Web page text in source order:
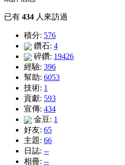
已有 434 人來訪過
積分: 576
鑽石: 4
碎鑽: 19426
經驗: 396
幫助: 6053
技術: 1
貢獻: 593
宣傳: 434
金豆: 1
好友: 65
主題: 66
日誌: --
相冊: --